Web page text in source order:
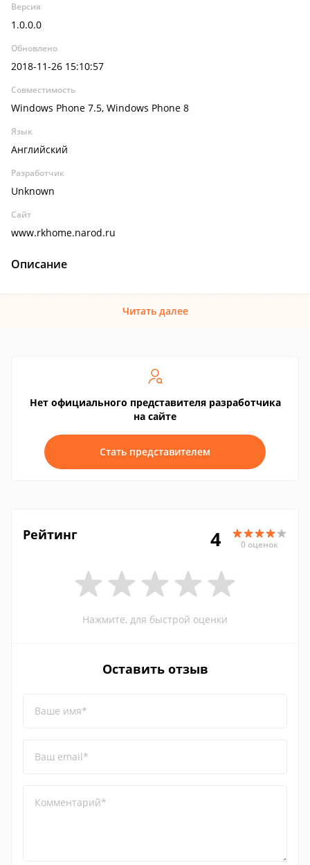
Версия
1.0.0.0
Обновлено
2018-11-26 15:10:57
Совместимость
Windows Phone 7.5, Windows Phone 8
Язык
Английский
Разработчик
Unknown
Сайт
www.rkhome.narod.ru
Описание
Читать далее
Нет официального представителя разработчика
на сайте
Стать представителем
Рейтинг 4 0 оценок
Нажмите, для быстрой оценки
Оставить отзыв
Ваше имя*
Ваш email*
Комментарий*